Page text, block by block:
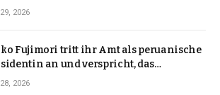
2026
Fujimori tritt ihr Amt als peruanische
an und verspricht, das
der Instabilität zu beenden
2026